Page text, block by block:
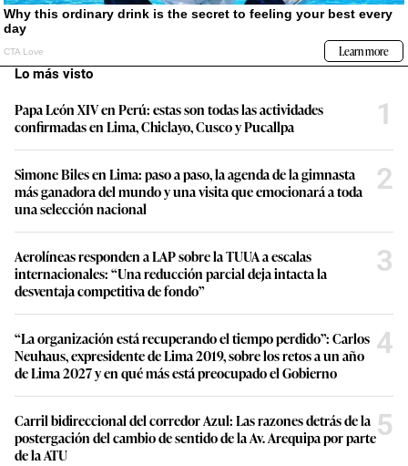
Lo más visto
Papa León XIV en Perú: estas son todas las actividades
confirmadas en Lima, Chiclayo, Cusco y Pucallpa
1
Simone Biles en Lima: paso a paso, la agenda de la gimnasta
más ganadora del mundo y una visita que emocionará a toda
una selección nacional
2
Aerolíneas responden a LAP sobre la TUUA a escalas
internacionales: “Una reducción parcial deja intacta la
desventaja competitiva de fondo”
3
“La organización está recuperando el tiempo perdido”: Carlos
Neuhaus, expresidente de Lima 2019, sobre los retos a un año
de Lima 2027 y en qué más está preocupado el Gobierno
4
Carril bidireccional del corredor Azul: Las razones detrás de la
postergación del cambio de sentido de la Av. Arequipa por parte
de la ATU
5